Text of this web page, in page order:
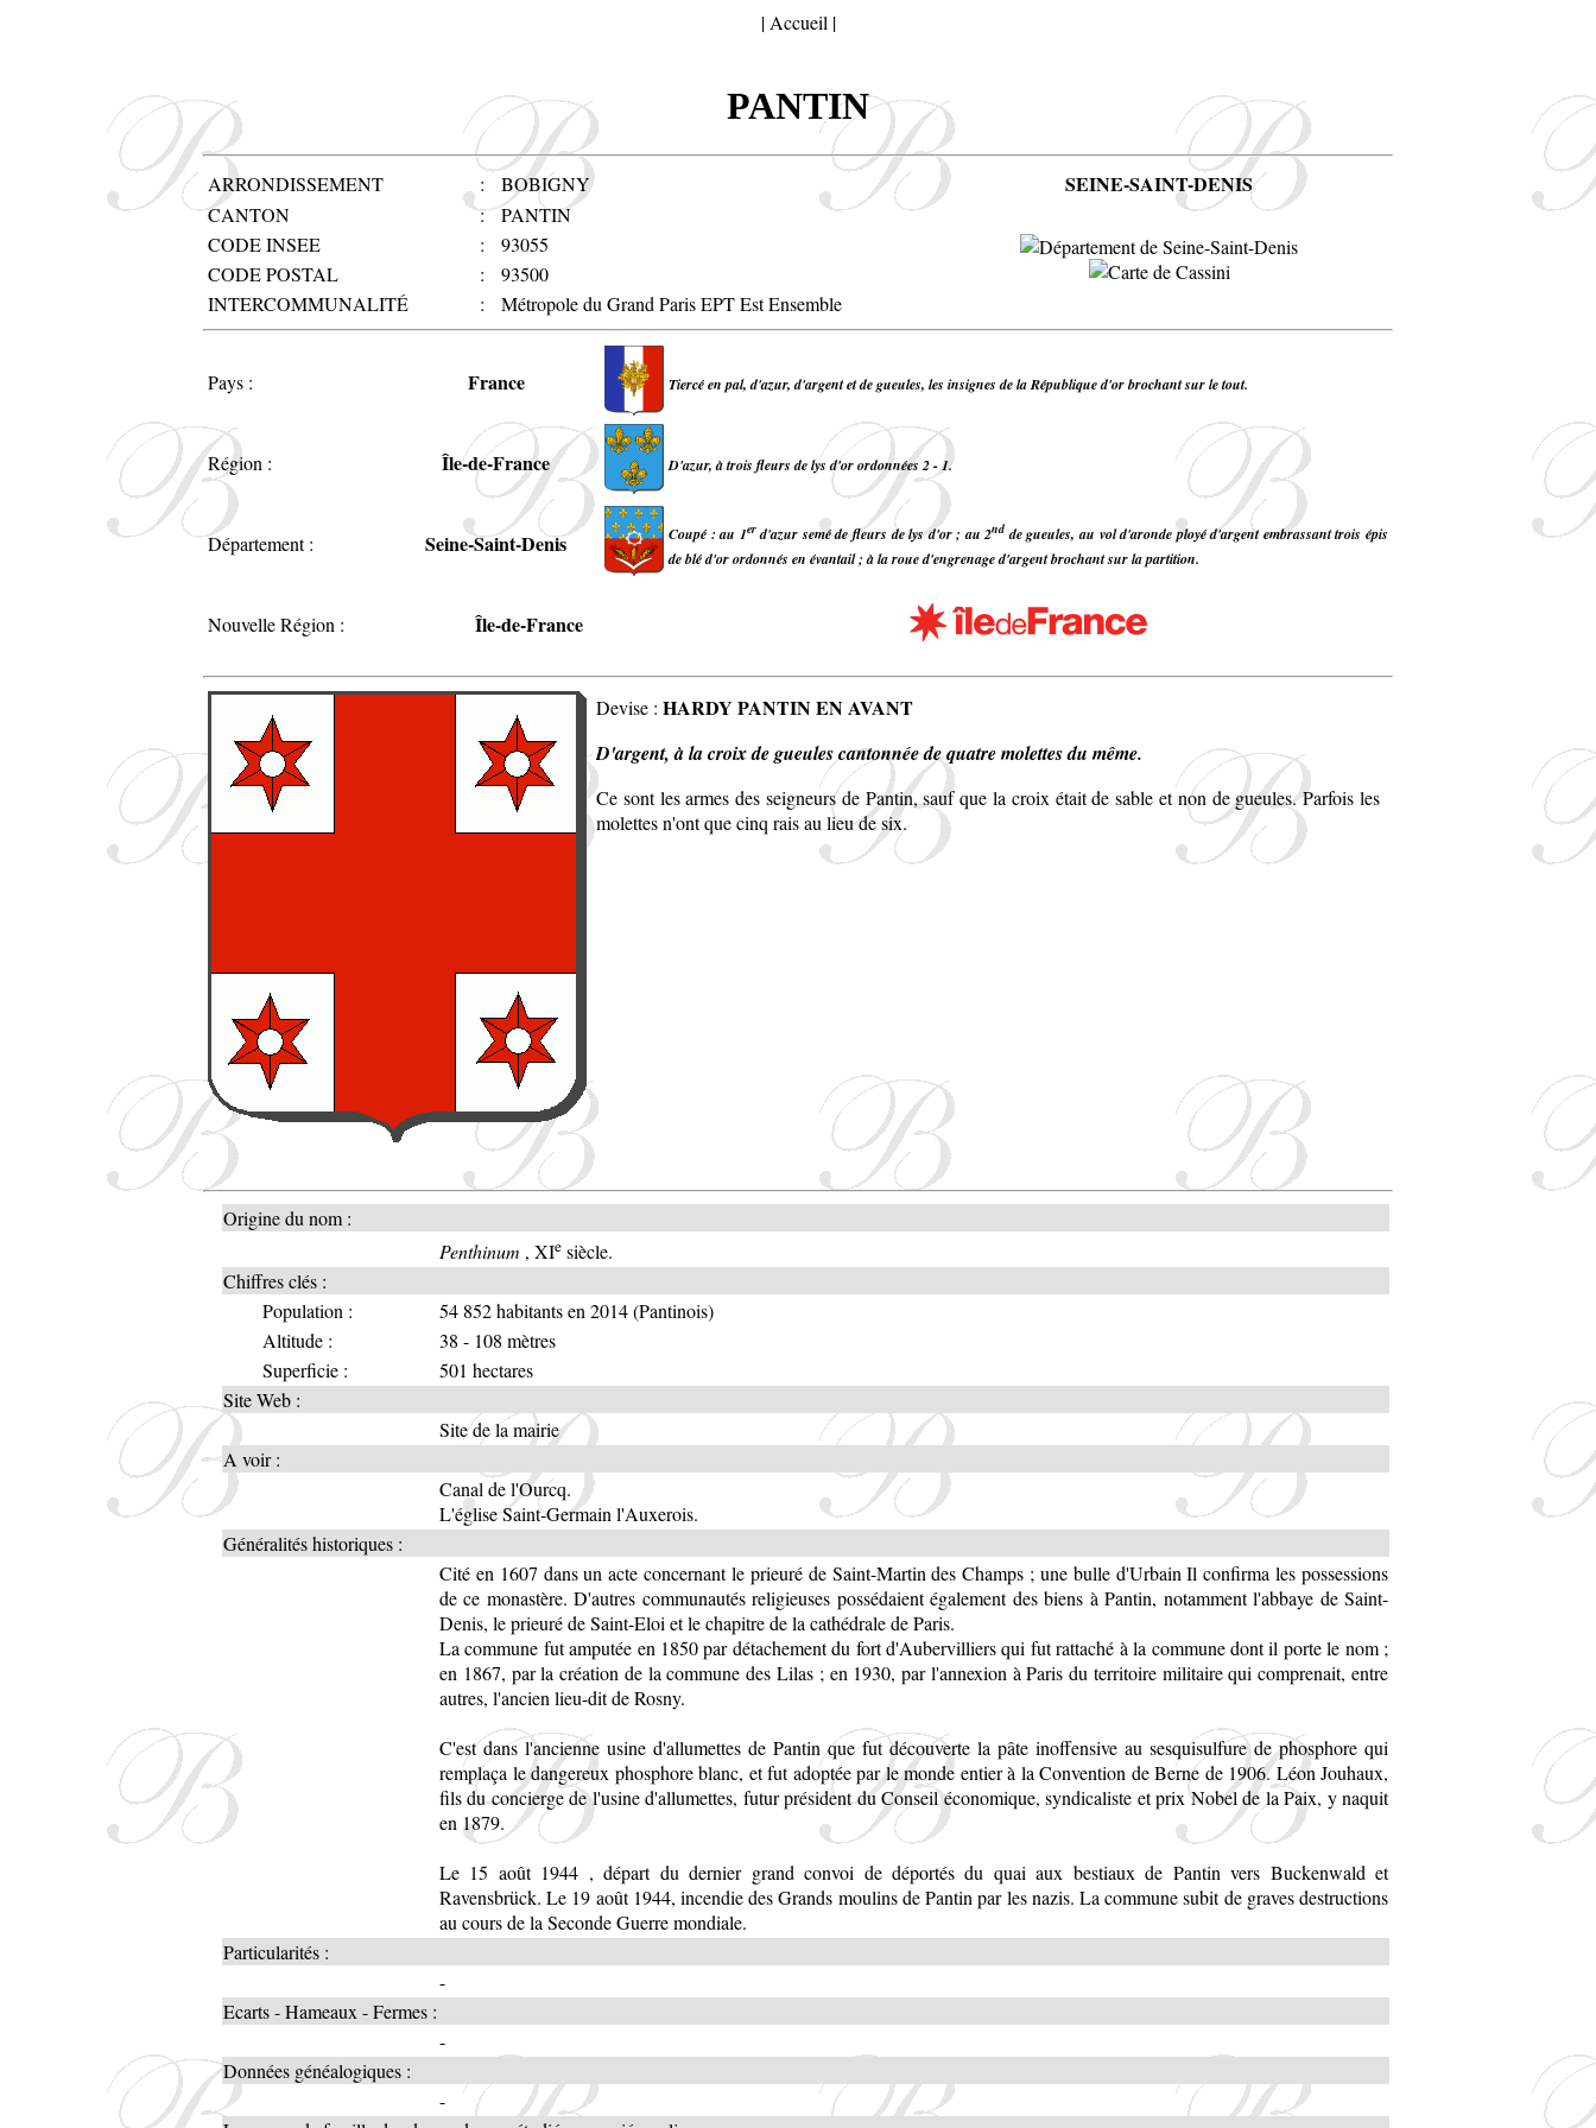
| Accueil |
PANTIN
ARRONDISSEMENT : BOBIGNY SEINE-SAINT-DENIS
CANTON :
PANTIN
CODE INSEE
:
93055
CODE POSTAL
:
93500
INTERCOMMUNALITÉ
: Métropole du Grand Paris EPT Est Ensemble
Pays : France Tiercé en pal, d'azur, d'argent et de gueules, les insignes de la République d'or brochant sur le tout.
Région : Île-de-France D'azur, à trois fleurs de lys d'or ordonnées 2 - 1.
Département : Seine-Saint-Denis Coupé : au 1erd'azur semé de fleurs de lys d'or ; au 2nd de gueules, au vol d'aronde ployé d'argent embrassant trois épis
de blé d'or ordonnés en évantail ; à la roue d'engrenage d'argent brochant sur la partition.
Nouvelle Région : Île-de-France
Devise : HARDY PANTIN EN AVANT
D'argent, à la croix de gueules cantonnée de quatre molettes du même.
Ce sont les armes des seigneurs de Pantin, sauf que la croix était de sable et non de gueules. Parfois les
molettes n'ont que cinq rais au lieu de six.
Origine du nom :
Penthinum , XIe siècle.
Chiffres clés :
Population :
54 852 habitants en 2014 (Pantinois)
Altitude :
38 - 108 mètres
Superficie :
501 hectares
Site Web :
Site de la mairie
A voir :
Canal de l'Ourcq.
L'église Saint-Germain l'Auxerois.
Généralités historiques :
Cité en 1607 dans un acte concernant le prieuré de Saint-Martin des Champs ; une bulle d'Urbain Il confirma les possessions
de ce monastère. D'autres communautés religieuses possédaient également des biens à Pantin, notamment l'abbaye de Saint-
Denis, le prieuré de Saint-Eloi et le chapitre de la cathédrale de Paris.
La commune fut amputée en 1850 par détachement du fort d'Aubervilliers qui fut rattaché à la commune dont il porte le nom ;
en 1867, par la création de la commune des Lilas ; en 1930, par l'annexion à Paris du territoire militaire qui comprenait, entre
autres, l'ancien lieu-dit de Rosny.
C'est dans l'ancienne usine d'allumettes de Pantin que fut découverte la pâte inoffensive au sesquisulfure de phosphore qui
remplaça le dangereux phosphore blanc, et fut adoptée par le monde entier à la Convention de Berne de 1906. Léon Jouhaux,
fils du concierge de l'usine d'allumettes, futur président du Conseil économique, syndicaliste et prix Nobel de la Paix, y naquit
en 1879.
Le 15 août 1944 , départ du dernier grand convoi de déportés du quai aux bestiaux de Pantin vers Buckenwald et
Ravensbrück. Le 19 août 1944, incendie des Grands moulins de Pantin par les nazis. La commune subit de graves destructions
au cours de la Seconde Guerre mondiale.
Particularités :
-
Ecarts - Hameaux - Fermes :
-
Données généalogiques :
-